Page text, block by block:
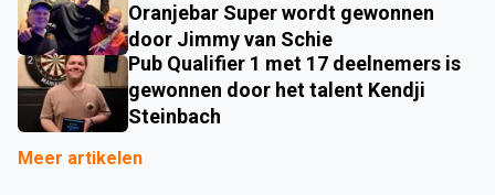
Oranjebar Super wordt gewonnen
door Jimmy van Schie
Pub Qualifier 1 met 17 deelnemers is
gewonnen door het talent Kendji
Steinbach
Meer artikelen